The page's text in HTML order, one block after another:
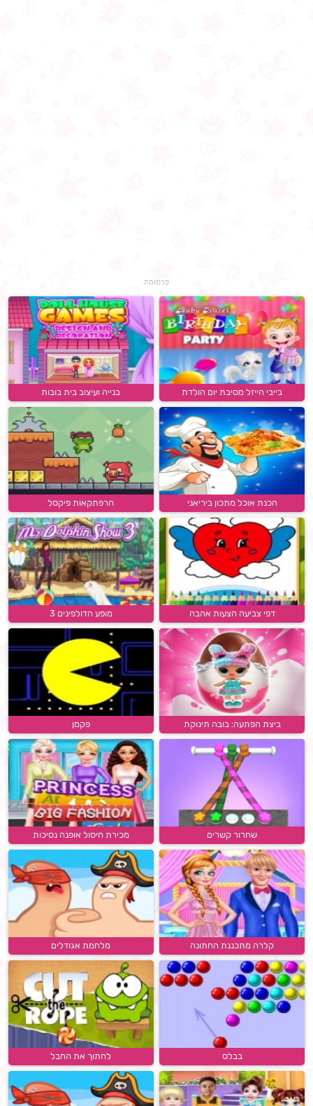
פרסומת
בייבי הייזל מסיבת יום הולדת בנייה ועיצוב בית בובות
הכנת אוכל מתכון ביריאני הרפתקאות פיקסל
דפי צביעה הצעות אהבה מופע הדולפינים 3
ביצת הפתעה: בובה תינוקת פקמן
שחרור קשרים מכירת חיסול אופנה נסיכות
קלרה מתכננת החתונה מלחמת אגודלים
בבלס לחתוך את החבל